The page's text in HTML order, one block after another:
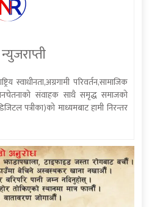
स्वाधीनता,अग्रगामी परिवर्तन,सामाजिक
संवाहक साथै समृद्ध समाजको
पत्रीका)को माध्यमबाट हामी निरन्तर